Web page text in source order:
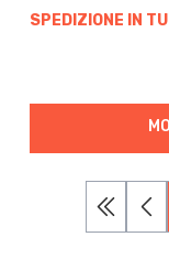
SPEDIZIONE IN